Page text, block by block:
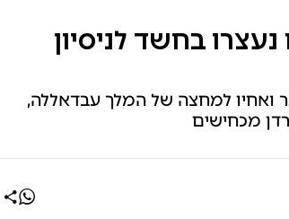
לשעבר ו-20 נוספים נעצרו בחשד לניסיון
ואחיו למחצה של המלך עבדאללה,